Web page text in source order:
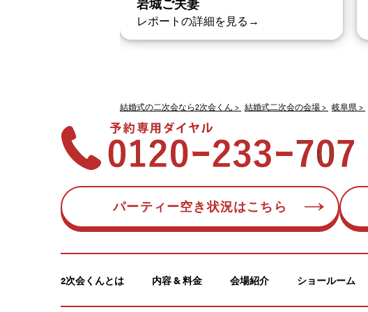
レポートの詳細を見る→
結婚式の二次会なら2次会くん 結婚式二次会の会場 岐阜県
パーティー空き状況はこちら
2次会くんとは 内容 & 料金 会場紹介 ショールーム